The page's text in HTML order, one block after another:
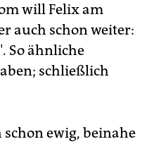
will Felix am
auch schon weiter:
So ähnliche
schließlich
ewig, beinahe